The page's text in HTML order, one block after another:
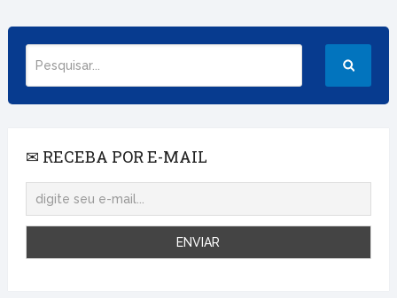
✉ RECEBA POR E-MAIL